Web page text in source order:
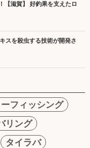
【滋賀】 好釣果を支えたロ
スを殺虫する技術が開発さ
フィッシング
リング
タイラバ